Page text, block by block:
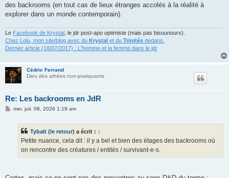
a
g
e
des backrooms (en tout cas de lieux étranges accolés à la réalité à
explorer dans un monde contemporain).
Le Facebook de Krystal
, le jdr post-apo optimiste (mais pas bisounours).
Chez Lolu, mon site/blog avec du Krystal et du Trinités dedans.
Dernier article (18/07/2017) : L'homme et la femme dans le jdr
Cédric Ferrand
Dieu des athées non-pratiquants
Re: Les backrooms en JdR
Mmer. juil. 08, 2026 1:19 am
Tybalt (le retour) a écrit : ↑
Petite nuance, cela dit : il y a bel et bien des étages des backrooms où
on rencontre des créatures / entités / survivant-e-s.